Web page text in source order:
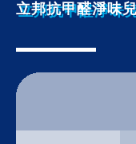
立邦抗甲醛淨味